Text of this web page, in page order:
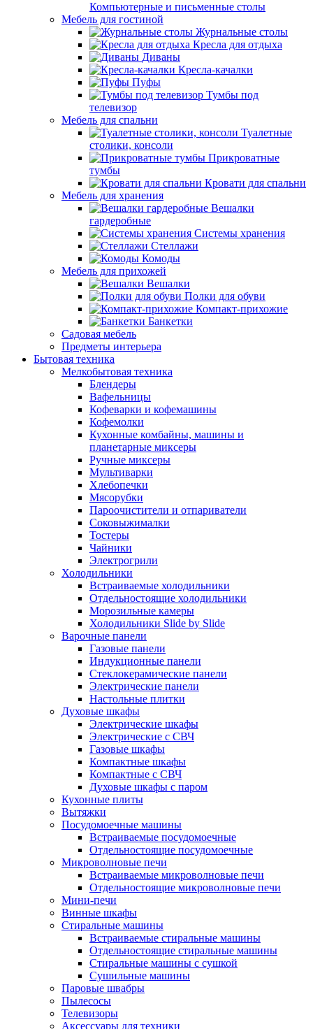
Компьютерные и письменные столы
Мебель для гостиной
Журнальные столы
Кресла для отдыха
Диваны
Кресла-качалки
Пуфы
Тумбы под
телевизор
Мебель для спальни
Туалетные
столики, консоли
Прикроватные
тумбы
Кровати для спальни
Мебель для хранения
Вешалки
гардеробные
Системы хранения
Стеллажи
Комоды
Мебель для прихожей
Вешалки
Полки для обуви
Компакт-прихожие
Банкетки
Садовая мебель
Предметы интерьера
Бытовая техника
Мелкобытовая техника
Блендеры
Вафельницы
Кофеварки и кофемашины
Кофемолки
Кухонные комбайны, машины и
планетарные миксеры
Ручные миксеры
Мультиварки
Хлебопечки
Мясорубки
Пароочистители и отпариватели
Соковыжималки
Тостеры
Чайники
Электрогрили
Холодильники
Встраиваемые холодильники
Отдельностоящие холодильники
Морозильные камеры
Холодильники Slide by Slide
Варочные панели
Газовые панели
Индукционные панели
Стеклокерамические панели
Электрические панели
Настольные плитки
Духовые шкафы
Электрические шкафы
Электрические с СВЧ
Газовые шкафы
Компактные шкафы
Компактные с СВЧ
Духовые шкафы с паром
Кухонные плиты
Вытяжки
Посудомоечные машины
Встраиваемые посудомоечные
Отдельностоящие посудомоечные
Микроволновые печи
Встраиваемые микроволновые печи
Отдельностоящие микроволновые печи
Мини-печи
Винные шкафы
Стиральные машины
Встраиваемые стиральные машины
Отдельностоящие стиральные машины
Стиральные машины с сушкой
Сушильные машины
Паровые швабры
Пылесосы
Телевизоры
Аксессуары для техники